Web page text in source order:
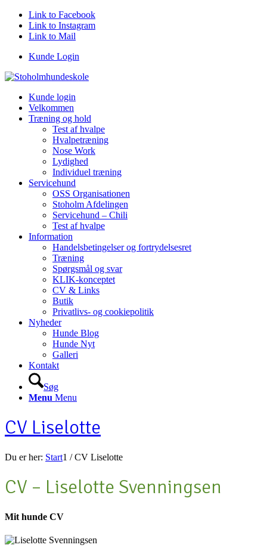
Link to Facebook
Link to Instagram
Link to Mail
Kunde Login
Kunde login
Velkommen
Træning og hold
Test af hvalpe
Hvalpetræning
Nose Work
Lydighed
Individuel træning
Servicehund
OSS Organisationen
Stoholm Afdelingen
Servicehund – Chili
Test af hvalpe
Information
Handelsbetingelser og fortrydelsesret
Træning
Spørgsmål og svar
KLIK-konceptet
CV & Links
Butik
Privatlivs- og cookiepolitik
Nyheder
Hunde Blog
Hunde Nyt
Galleri
Kontakt
Søg
Menu Menu
CV Liselotte
Du er her: Start1 / CV Liselotte
CV – Liselotte Svenningsen
Mit hunde CV